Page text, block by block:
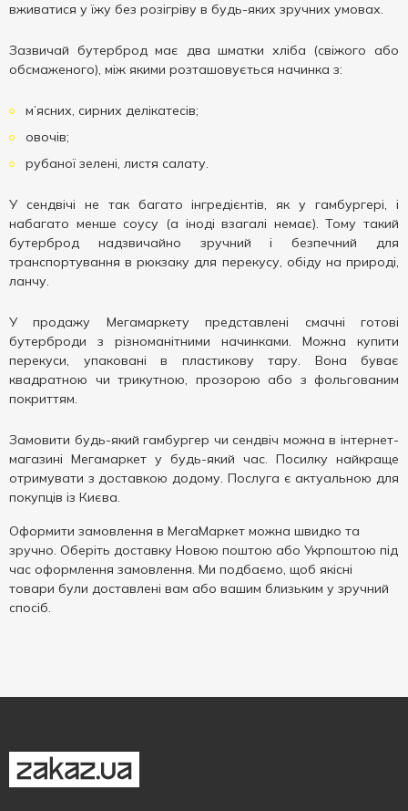
вживатися у їжу без розігріву в будь-яких зручних умовах.
Зазвичай бутерброд має два шматки хліба (свіжого або
обсмаженого), між якими розташовується начинка з:
м’ясних, сирних делікатесів;
овочів;
рубаної зелені, листя салату.
У сендвічі не так багато інгредієнтів, як у гамбургері, і
набагато менше соусу (а іноді взагалі немає). Тому такий
бутерброд надзвичайно зручний і безпечний для
транспортування в рюкзаку для перекусу, обіду на природі,
ланчу.
У продажу Мегамаркету представлені смачні готові
бутерброди з різноманітними начинками. Можна купити
перекуси, упаковані в пластикову тару. Вона буває
квадратною чи трикутною, прозорою або з фольгованим
покриттям.
Замовити будь-який гамбургер чи сендвіч можна в інтернет-
магазині Мегамаркет у будь-який час. Посилку найкраще
отримувати з доставкою додому. Послуга є актуальною для
покупців із Києва.
Оформити замовлення в МегаМаркет можна швидко та
зручно. Оберіть доставку Новою поштою або Укрпоштою під
час оформлення замовлення. Ми подбаємо, щоб якісні
товари були доставлені вам або вашим близьким у зручний
спосіб.